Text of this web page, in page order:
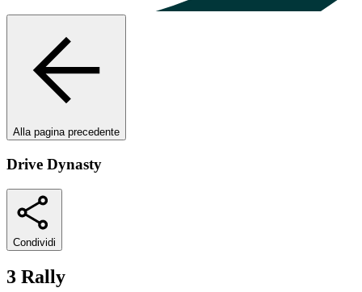
Alla pagina precedente
Drive Dynasty
Condividi
3 Rally